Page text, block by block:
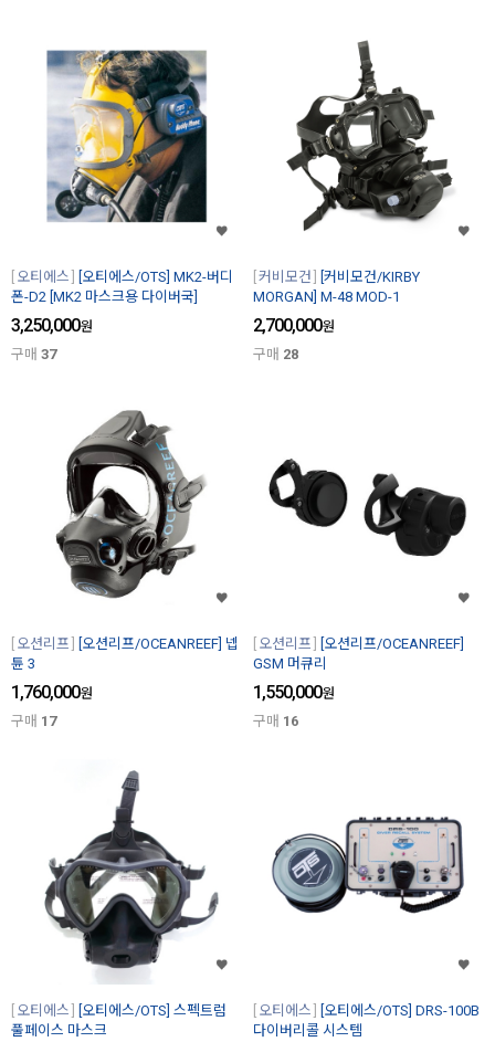
오티에스
[오티에스/OTS] MK2-버디
폰-D2 [MK2 마스크용 다이버국]
3,250,000원
구매 37
커비모건
[커비모건/KIRBY
MORGAN] M-48 MOD-1
2,700,000원
구매 28
오션리프
[오션리프/OCEANREEF] 넵
튠 3
1,760,000원
구매 17
오션리프
[오션리프/OCEANREEF]
GSM 머큐리
1,550,000원
구매 16
오티에스
[오티에스/OTS] 스펙트럼
풀페이스 마스크
오티에스
[오티에스/OTS] DRS-100B
다이버리콜 시스템